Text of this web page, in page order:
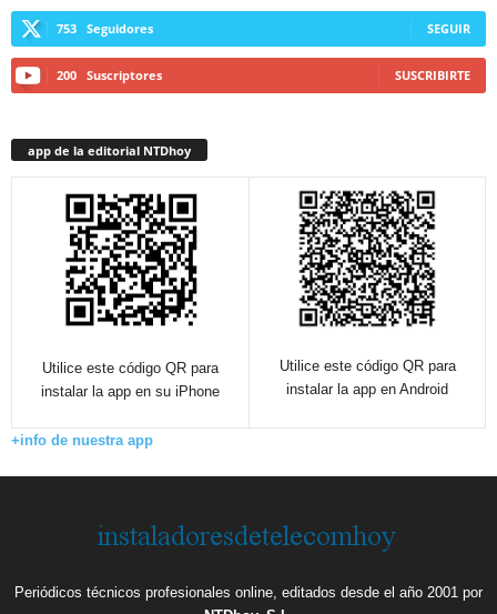
753 Seguidores SEGUIR
200 Suscriptores SUSCRIBIRTE
app de la editorial NTDhoy
Utilice este código QR para
instalar la app en su iPhone
Utilice este código QR para
instalar la app en Android
+info de nuestra app
Periódicos técnicos profesionales online, editados desde el año 2001 por